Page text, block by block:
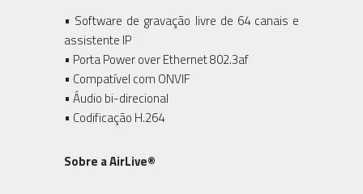
• Software de gravação livre de 64 canais e
assistente IP
• Porta Power over Ethernet 802.3af
• Compatível com ONVIF
• Áudio bi-direcional
• Codificação H.264
Sobre a AirLive®